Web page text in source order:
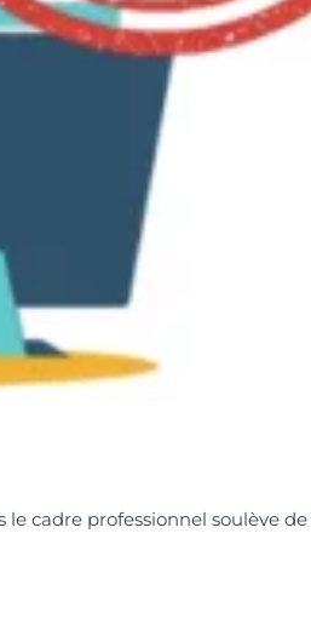
cadre professionnel soulève